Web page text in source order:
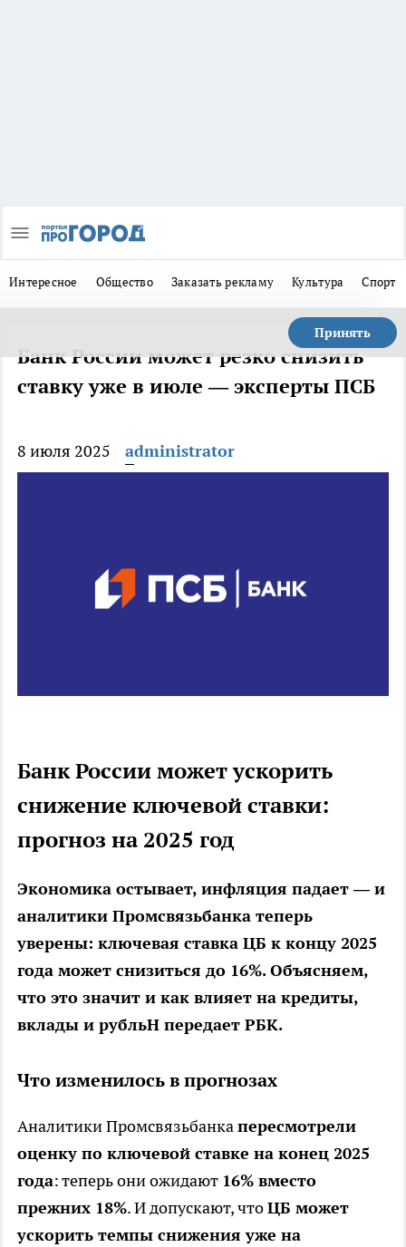
Интересное Общество Заказать рекламу Культура Спорт
Принять
Банк России может резко снизить
ставку уже в июле — эксперты ПСБ
8 июля 2025 administrator
Банк России может ускорить
снижение ключевой ставки:
прогноз на 2025 год
Экономика остывает, инфляция падает — и
аналитики Промсвязьбанка теперь
уверены: ключевая ставка ЦБ к концу 2025
года может снизиться до 16%. Объясняем,
что это значит и как влияет на кредиты,
вклады и рубльН передает РБК.
Что изменилось в прогнозах
Аналитики Промсвязьбанкапересмотрели
оценку по ключевой ставке на конец 2025
года: теперь они ожидают 16% вместо
прежних 18%. И допускают, чтоЦБ может
ускорить темпы снижения уже на